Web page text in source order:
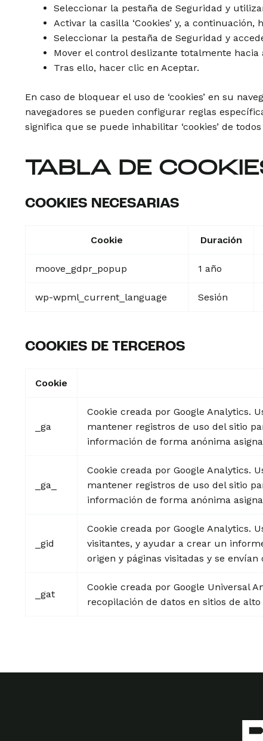
Seleccionar la pestaña de Seguridad y
Activar la casilla ‘Cookies’ y, a continuación,
Seleccionar la pestaña de Seguridad y
Mover el control deslizante totalmente hacia
Tras ello, hacer clic en Aceptar.
En caso de bloquear el uso de ‘cookies’ en su
navegadores se pueden configurar reglas
significa que se puede inhabilitar ‘cookies’ de
TABLA DE
COOKIES NECESARIAS
Cookie Duración
moove_gdpr_popup 1 año
wp-wpml_current_language Sesión
COOKIES DE TERCEROS
Cookie
_ga
Cookie creada por Google Analytics.
mantener registros de uso del sitio
información de forma anónima
_ga_
Cookie creada por Google Analytics.
mantener registros de uso del sitio
información de forma anónima
_gid
Cookie creada por Google Analytics.
visitantes, y ayudar a crear un
origen y páginas visitadas y se
_gat
Cookie creada por Google Universal
recopilación de datos en sitios de